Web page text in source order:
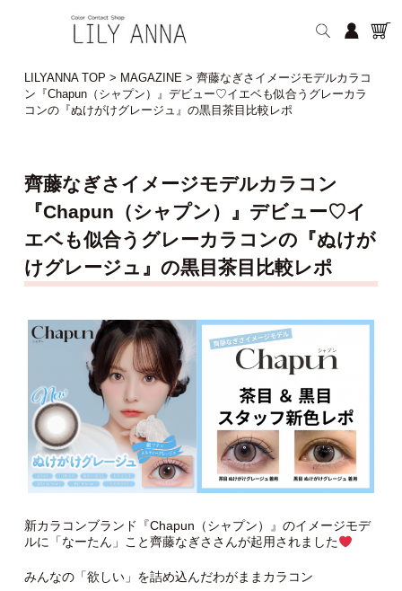
LILYANNA TOP > MAGAZINE> 齊藤なぎさイメージモデルカラコ
ン『Chapun（シャプン）』デビュー♡イエベも似合うグレーカラ
コンの『ぬけがけグレージュ』の黒目茶目比較レポ
齊藤なぎさイメージモデルカラコン
『Chapun（シャプン）』デビュー♡イ
エベも似合うグレーカラコンの『ぬけが
けグレージュ』の黒目茶目比較レポ
新カラコンブランド『Chapun（シャプン）』のイメージモデ
ルに「なーたん」こと齊藤なぎささんが起用されました
みんなの「欲しい」を詰め込んだわがままカラコン